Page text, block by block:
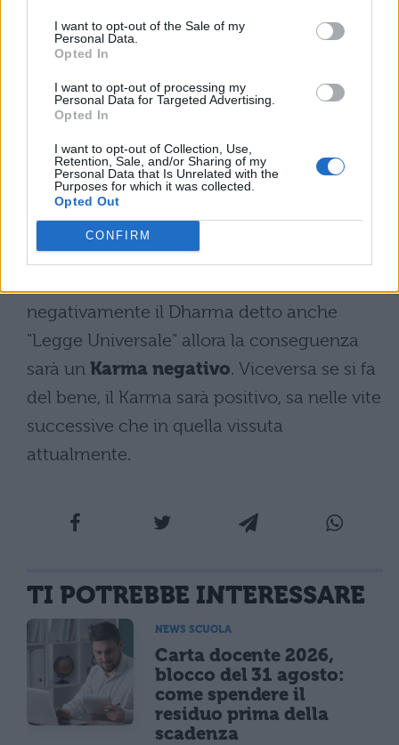
I want to opt-out of the Sale of my
Personal Data.
Opted In
I want to opt-out of processing my
Personal Data for Targeted Advertising.
Opted In
I want to opt-out of Collection, Use,
Retention, Sale, and/or Sharing of my
Personal Data that Is Unrelated with the
Purposes for which it was collected.
Opted Out
CONFIRM
si riferisce sia all’attività come agire in
senso stretto, sia a tutte le conseguenze
derivate dalle azioni che un individuo ha
compiuto nel corso delle vite passate.
Proprio per questo la parola può essere
tradotta semplicemente come “agire”,
anche se chiaramente, come abbiamo
visto, il concetto e il significato sono molto,
molto più ampi. Va da sé che se le azioni
negativamente il Dharma detto anche
"Legge Universale" allora la conseguenza
sarà un Karma negativo. Viceversa se si fa
del bene, il Karma sarà positivo, sa nelle vite
successive che in quella vissuta
attualmente.
TI POTREBBE INTERESSARE
NEWS SCUOLA
Carta docente 2026,
blocco del 31 agosto:
come spendere il
residuo prima della
scadenza